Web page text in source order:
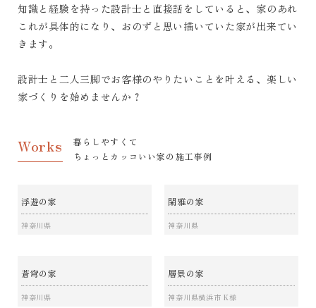
知識と経験を持った設計士と直接話をしていると、家のあれ
これが具体的になり、おのずと思い描いていた家が出来てい
きます。
設計士と二人三脚でお客様のやりたいことを叶える、楽しい
家づくりを始めませんか？
Works
暮らしやすくて
ちょっとカッコいい家の施工事例
浮遊の家
神奈川県
閑雅の家
神奈川県
蒼穹の家
神奈川県
層景の家
神奈川県横浜市 K様